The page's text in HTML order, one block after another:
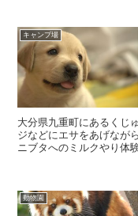
キャンプ場
大分県九重町にあるくじ
ジなどにエサをあげなが
ニブタへのミルクやり体
動物園